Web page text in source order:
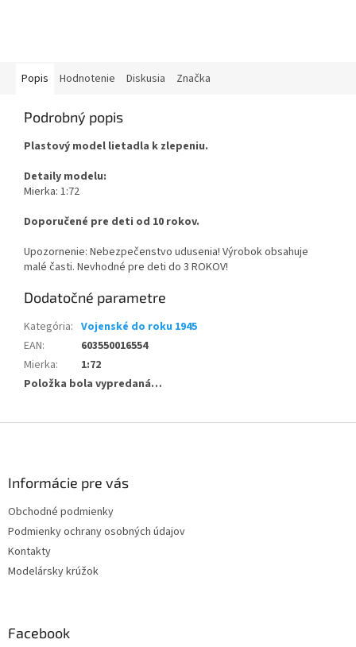
Popis Hodnotenie Diskusia Značka
Podrobný popis
Plastový model lietadla k zlepeniu.
Detaily modelu:
Mierka: 1:72
Doporučené pre deti od 10 rokov.
Upozornenie: Nebezpečenstvo udusenia! Výrobok obsahuje
malé časti. Nevhodné pre deti do 3 ROKOV!
Dodatočné parametre
Kategória: Vojenské do roku 1945
EAN:
603550016554
Mierka:
1:72
Položka bola vypredaná…
Informácie pre vás
Obchodné podmienky
Podmienky ochrany osobných údajov
Kontakty
Modelársky krúžok
Facebook